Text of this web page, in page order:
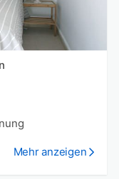
Mehr anzeigen